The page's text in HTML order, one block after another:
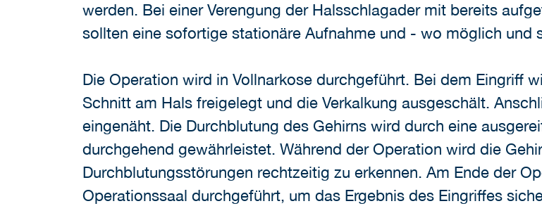
werden. Bei einer Verengung der Halsschlagader mit bereits
sollten eine sofortige stationäre Aufnahme und - wo möglich und
Die Operation wird in Vollnarkose durchgeführt. Bei dem Eingriff
Schnitt am Hals freigelegt und die Verkalkung ausgeschält.
eingenäht. Die Durchblutung des Gehirns wird durch eine
durchgehend gewährleistet. Während der Operation wird die
Durchblutungsstörungen rechtzeitig zu erkennen. Am Ende der
Operationssaal durchgeführt, um das Ergebnis des Eingriffes